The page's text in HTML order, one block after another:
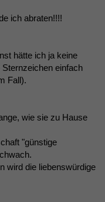
ich abraten!!!!
hätte ich ja keine
einfach
Fall).
wie sie zu Hause
"günstige
wird die liebenswürdige